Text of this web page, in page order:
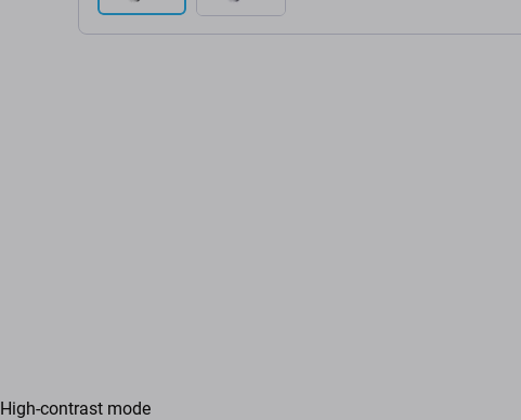
High-contrast mode